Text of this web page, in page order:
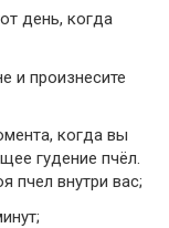
день, когда
и произнесите
когда вы
гудение пчёл.
пчел внутри вас;